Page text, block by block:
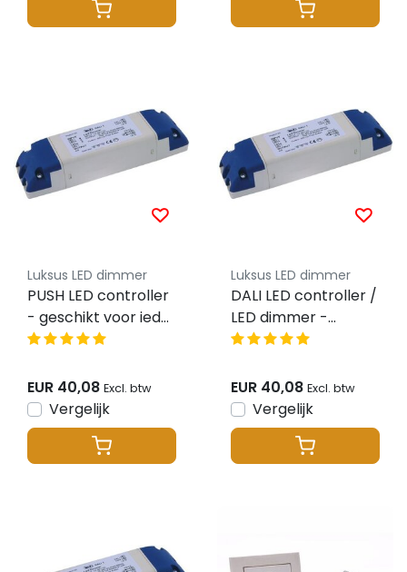
Luksus LED dimmer
PUSH LED controller
- geschikt voor ieder
type PUSH dimmer
EUR 40,08 Excl. btw
Vergelijk
Luksus LED dimmer
DALI LED controller /
LED dimmer -
geschikt voor ieder
EUR 40,08 Excl. btw
Vergelijk